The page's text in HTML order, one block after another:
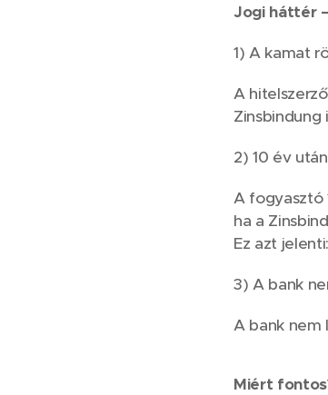
Jogi háttér
1) A kamat
A
Zinsbindung
2) 10 év
A fogyasztó
ha a
Ez azt
3) A bank
A bank nem
Miért